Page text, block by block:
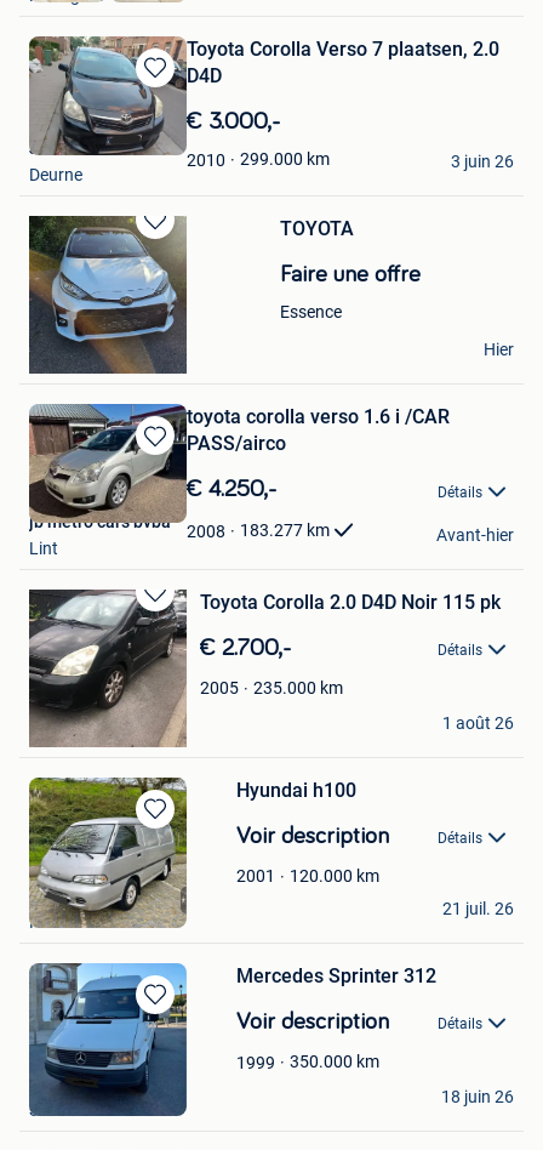
Sauvegarder
dans
Mes
Favoris
Toyota Corolla Verso 7 plaatsen, 2.0
D4D
€ 3.000,-
2010 299.000 km
Jamal Abbou
Deurne
3 juin 26
Sauvegarder
dans
Mes
Favoris
TOYOTA
Faire une offre
Essence
xhignesse
Seraing
Hier
Sauvegarder
dans
Mes
Favoris
toyota corolla verso 1.6 i /CAR
PASS/airco
€ 4.250,- Détails
2008 183.277 km
jb metro cars bvba
Lint
Avant-hier
Sauvegarder
dans
Mes
Favoris
Toyota Corolla 2.0 D4D Noir 115 pk
€ 2.700,- Détails
2005 235.000 km
ben
Erquelinnes
1 août 26
Sauvegarder
dans
Mes
Favoris
Hyundai h100
Voir description Détails
2001 120.000 km
Bernard
Halle
21 juil. 26
Sauvegarder
dans
Mes
Favoris
Mercedes Sprinter 312
Voir description Détails
1999 350.000 km
B. B
Strombeek - Bever
18 juin 26